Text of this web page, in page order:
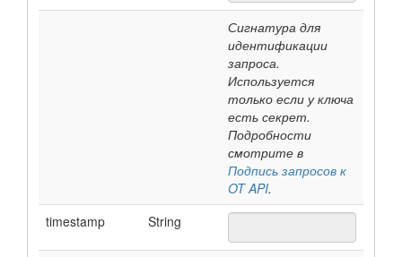
Сигнатура для
идентификации
запроса.
Используется
только если у ключа
есть секрет.
Подробности
смотрите в
Подпись запросов к
OT API.
timestamp
String